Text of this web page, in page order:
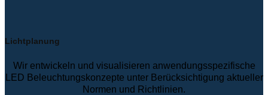
Lichtplanung
Wir entwickeln und visualisieren anwendungsspezifische
LED Beleuchtungskonzepte unter Berücksichtigung aktueller
Normen und Richtlinien.